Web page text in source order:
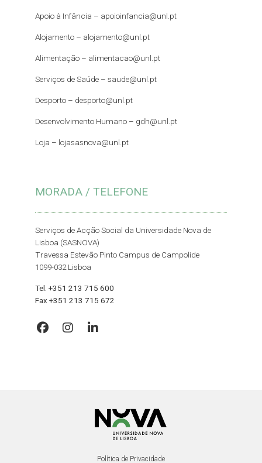
Apoio à Infância – apoioinfancia@unl.pt
Alojamento – alojamento@unl.pt
Alimentação – alimentacao@unl.pt
Serviços de Saúde – saude@unl.pt
Desporto – desporto@unl.pt
Desenvolvimento Humano – gdh@unl.pt
Loja – lojasasnova@unl.pt
MORADA / TELEFONE
Serviços de Acção Social da Universidade Nova de
Lisboa (SASNOVA)
Travessa Estevão Pinto Campus de Campolide
1099-032 Lisboa
Tel. +351 213 715 600
Fax +351 213 715 672
Política de Privacidade